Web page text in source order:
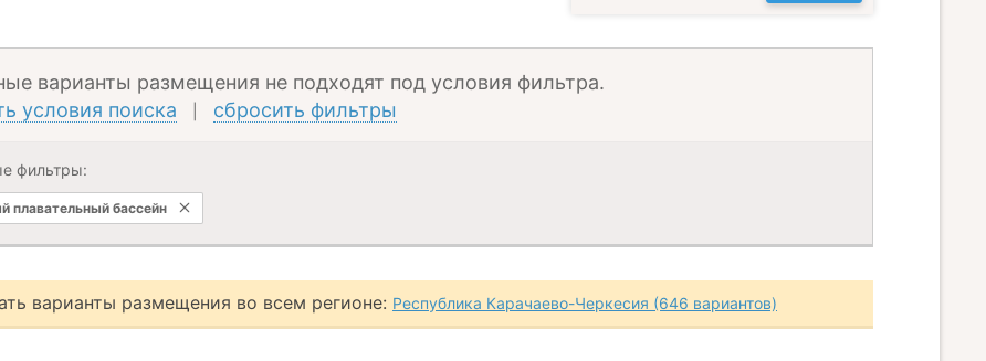
варианты размещения не подходят под условия фильтра.
условия поиска
сбросить фильтры
фильтры:
плавательный бассейн
варианты размещения во всем регионе: Республика Карачаево-Черкесия (646 вариантов)